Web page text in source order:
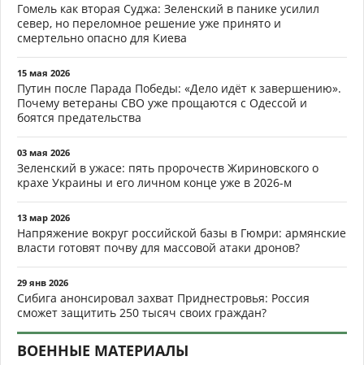
Гомель как вторая Суджа: Зеленский в панике усилил
север, но переломное решение уже принято и
смертельно опасно для Киева
15 мая 2026
Путин после Парада Победы: «Дело идёт к завершению».
Почему ветераны СВО уже прощаются с Одессой и
боятся предательства
03 мая 2026
Зеленский в ужасе: пять пророчеств Жириновского о
крахе Украины и его личном конце уже в 2026-м
13 мар 2026
Напряжение вокруг российской базы в Гюмри: армянские
власти готовят почву для массовой атаки дронов?
29 янв 2026
Сибига анонсировал захват Приднестровья: Россия
сможет защитить 250 тысяч своих граждан?
ВОЕННЫЕ МАТЕРИАЛЫ